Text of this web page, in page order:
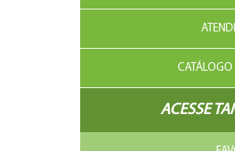
CATÁLOGO
ACESSE